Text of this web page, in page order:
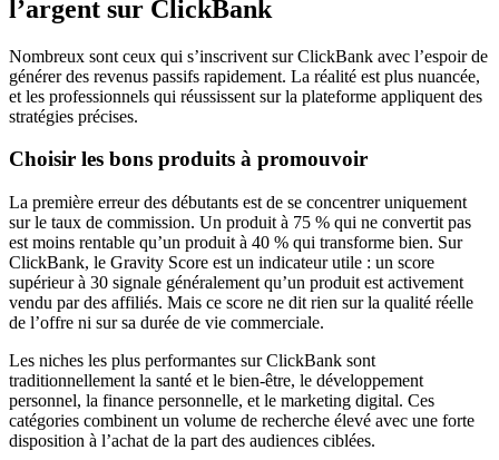
l’argent sur ClickBank
Nombreux sont ceux qui s’inscrivent sur ClickBank avec l’espoir de
générer des revenus passifs rapidement. La réalité est plus nuancée,
et les professionnels qui réussissent sur la plateforme appliquent des
stratégies précises.
Choisir les bons produits à promouvoir
La première erreur des débutants est de se concentrer uniquement
sur le taux de commission. Un produit à 75 % qui ne convertit pas
est moins rentable qu’un produit à 40 % qui transforme bien. Sur
ClickBank, le Gravity Score est un indicateur utile : un score
supérieur à 30 signale généralement qu’un produit est activement
vendu par des affiliés. Mais ce score ne dit rien sur la qualité réelle
de l’offre ni sur sa durée de vie commerciale.
Les niches les plus performantes sur ClickBank sont
traditionnellement la santé et le bien-être, le développement
personnel, la finance personnelle, et le marketing digital. Ces
catégories combinent un volume de recherche élevé avec une forte
disposition à l’achat de la part des audiences ciblées.